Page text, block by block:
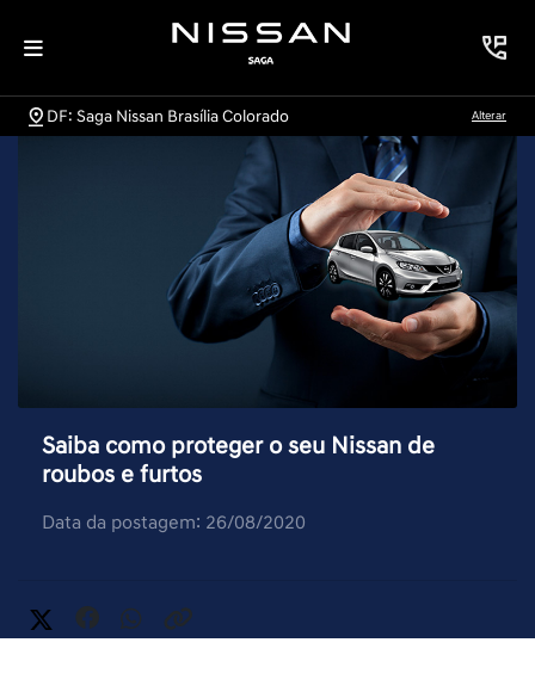
DF: Saga Nissan Brasília Colorado Alterar
Saiba como proteger o seu Nissan de
roubos e furtos
Data da postagem: 26/08/2020